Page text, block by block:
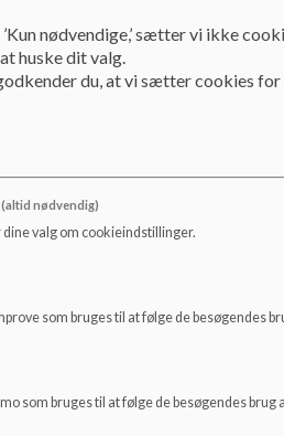
på SFO Universet i
de nationale helligdage holder
- 1/4-26
Kristi Himmelfartsdag
nødvendige,’ sætter vi ikke
huske dit valg.
du, at vi sætter cookies
(altid nødvendig)
valg om cookieindstillinger.
som bruges til at følge de besøgendes
som bruges til at følge de besøgendes brug